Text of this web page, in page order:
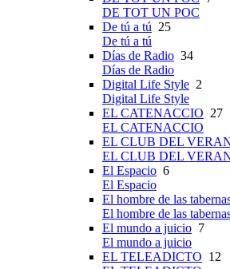
DE TOT UN POC
De tú a tú 25
De tú a tú
Días de Radio 34
Días de Radio
Digital Life Style 2
Digital Life Style
EL CATENACCIO 27
EL CATENACCIO
EL CLUB DEL
EL CLUB DEL
El Espacio 6
El Espacio
El hombre de las
El hombre de las
El mundo a juicio 7
El mundo a juicio
EL TELEADICTO 12